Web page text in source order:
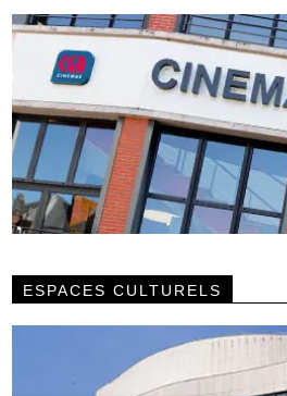
ESPACES CULTURELS